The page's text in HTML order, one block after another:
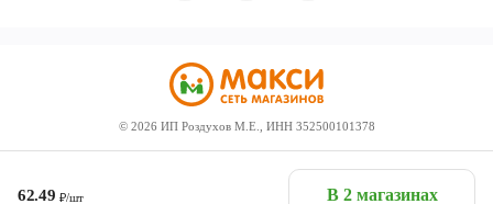
62.49₽/шт В 2 магазинах
© 2026 ИП Роздухов М.Е., ИНН 352500101378